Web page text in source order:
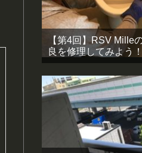
【第4回】RSV Mille
良を修理してみよう！